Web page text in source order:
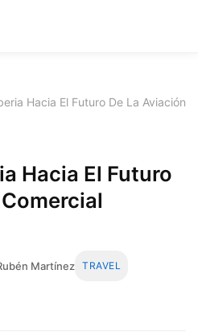
Hacia El Futuro De La Aviación
Hacia El Futuro
Martínez TRAVEL